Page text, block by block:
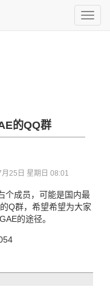
Toggle
的QQ群
25日 星期日 08:01
个成员，可能是国内最
Q群，希望希望为大家
的途径。